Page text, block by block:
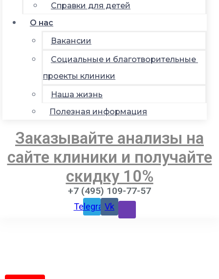
Справки для детей
О нас
Вакансии
Социальные и благотворительные
проекты клиники
Наша жизнь
Полезная информация
Заказывайте анализы на
сайте клиники и получайте
скидку 10%
+7 (495) 109-77-57
TelegramVk